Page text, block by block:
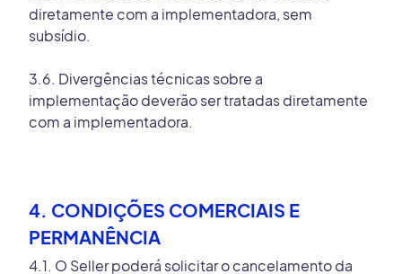
diretamente com a implementadora, sem
subsídio.
3.6. Divergências técnicas sobre a
implementação deverão ser tratadas diretamente
com a implementadora.
4. CONDIÇÕES COMERCIAIS E
PERMANÊNCIA
4.1. O Seller poderá solicitar o cancelamento da